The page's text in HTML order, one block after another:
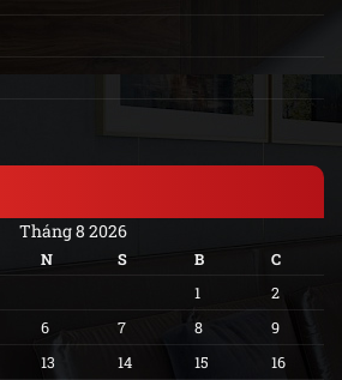
Tháng 8 2026
N S B
C
1
2
6 7 8
9
13 14 15 16